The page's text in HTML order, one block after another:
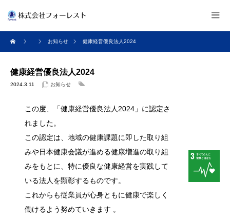
お知らせ 健康経営優良法人2024
健康経営優良法人2024
2024.3.11 お知らせ
この度、「健康経営優良法人2024」に認定さ
れました。
この認定は、地域の健康課題に即した取り組
みや日本健康会議が進める健康増進の取り組
みをもとに、特に優良な健康経営を実践して
いる法人を顕彰するものです。
これからも従業員が心身ともに健康で楽しく
働けるよう努めていきます 。